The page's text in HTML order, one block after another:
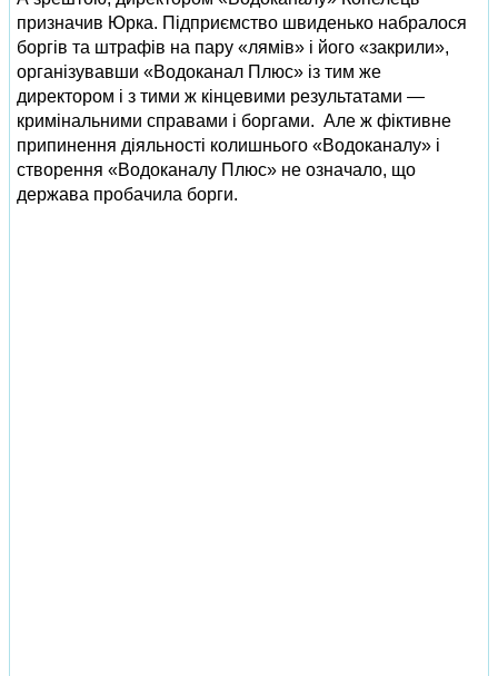
призначив Юрка. Підприємство швиденько набралося
боргів та штрафів на пару «лямів» і його «закрили»,
організувавши «Водоканал Плюс» із тим же
директором і з тими ж кінцевими результатами —
кримінальними справами і боргами. Але ж фіктивне
припинення діяльності колишнього «Водоканалу» і
створення «Водоканалу Плюс» не означало, що
держава пробачила борги.